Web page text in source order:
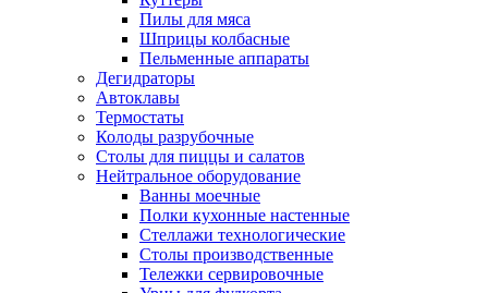
Пилы для мяса
Шприцы колбасные
Пельменные аппараты
Дегидраторы
Автоклавы
Термостаты
Колоды разрубочные
Столы для пиццы и салатов
Нейтральное оборудование
Ванны моечные
Полки кухонные настенные
Стеллажи технологические
Столы производственные
Тележки сервировочные